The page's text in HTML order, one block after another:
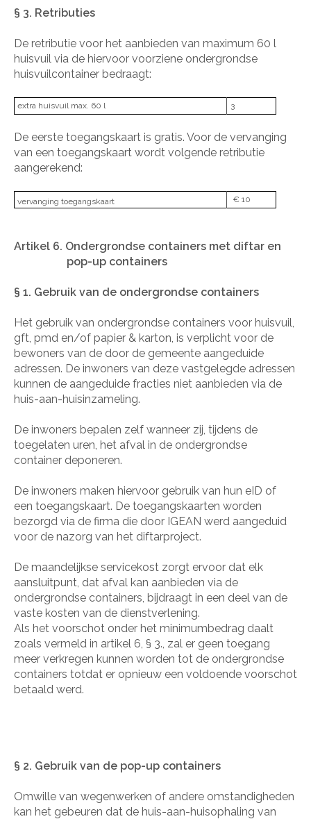
§ 3. Retributies
De retributie voor het aanbieden van maximum 60 l
huisvuil via de hiervoor voorziene ondergrondse
huisvuilcontainer bedraagt:
extra huisvuil max. 60 l 3
De eerste toegangskaart is gratis. Voor de vervanging
van een toegangskaart wordt volgende retributie
aangerekend:
vervanging toegangskaart € 10
Artikel 6. Ondergrondse containers met diftar en
pop-up containers
§ 1. Gebruik van de ondergrondse containers
Het gebruik van ondergrondse containers voor huisvuil,
gft, pmd en/of papier & karton, is verplicht voor de
bewoners van de door de gemeente aangeduide
adressen. De inwoners van deze vastgelegde adressen
kunnen de aangeduide fracties niet aanbieden via de
huis-aan-huisinzameling.
De inwoners bepalen zelf wanneer zij, tijdens de
toegelaten uren, het afval in de ondergrondse
container deponeren.
De inwoners maken hiervoor gebruik van hun eID of
een toegangskaart. De toegangskaarten worden
bezorgd via de firma die door IGEAN werd aangeduid
voor de nazorg van het diftarproject.
De maandelijkse servicekost zorgt ervoor dat elk
aansluitpunt, dat afval kan aanbieden via de
ondergrondse containers, bijdraagt in een deel van de
vaste kosten van de dienstverlening.
Als het voorschot onder het minimumbedrag daalt
zoals vermeld in artikel 6, § 3., zal er geen toegang
meer verkregen kunnen worden tot de ondergrondse
containers totdat er opnieuw een voldoende voorschot
betaald werd.
§ 2. Gebruik van de pop-up containers
Omwille van wegenwerken of andere omstandigheden
kan het gebeuren dat de huis-aan-huisophaling van